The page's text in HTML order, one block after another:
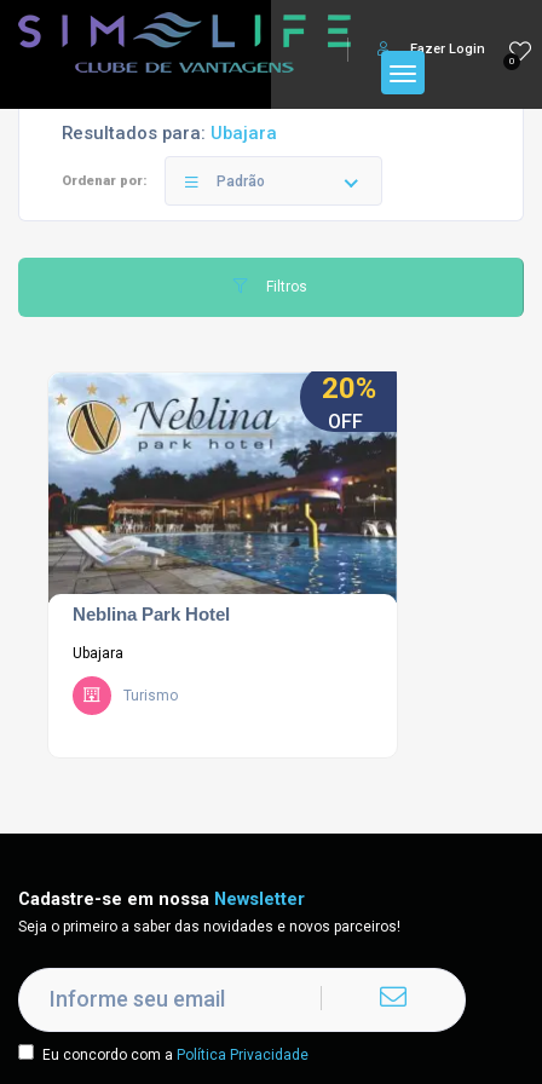
0
Fazer Login
Resultados para: Ubajara
Ordenar por: Padrão
Filtros
OFF
20%
Neblina Park Hotel
Ubajara
Turismo
Cadastre-se em nossa Newsletter
Seja o primeiro a saber das novidades e novos parceiros!
Eu concordo com a Política Privacidade